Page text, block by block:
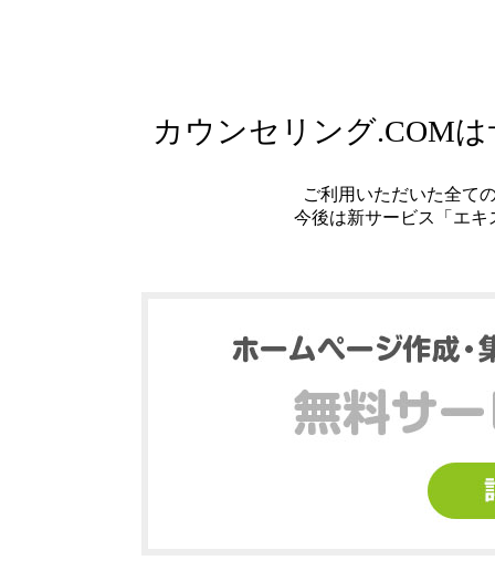
カウンセリング.COM
ご利用いただいた全て
今後は新サービス「エ